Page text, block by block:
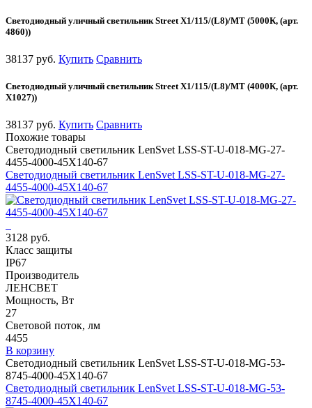
Светодиодный уличный светильник Street X1/115/(L8)/MT (5000К, (арт.
4860))
38137 руб. Купить Сравнить
Светодиодный уличный светильник Street X1/115/(L8)/MT (4000К, (арт.
X1027))
38137 руб. Купить Сравнить
Похожие товары
Светодиодный светильник LenSvet LSS-ST-U-018-MG-27-
4455-4000-45X140-67
Светодиодный светильник LenSvet LSS-ST-U-018-MG-27-
4455-4000-45X140-67
3128 руб.
Класс защиты
IP67
Производитель
ЛЕНСВЕТ
Мощность, Вт
27
Световой поток, лм
4455
В корзину
Светодиодный светильник LenSvet LSS-ST-U-018-MG-53-
8745-4000-45X140-67
Светодиодный светильник LenSvet LSS-ST-U-018-MG-53-
8745-4000-45X140-67